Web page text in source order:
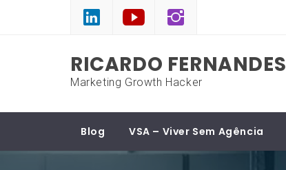
RICARDO FERNANDES
Marketing Growth Hacker
Blog VSA – Viver Sem Agência